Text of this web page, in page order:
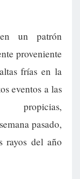
un patrón
proveniente
frías en la
eventos a las
propicias,
pasado,
rayos del año